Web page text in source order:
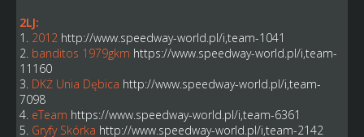
2LJ:
1. 2012 http://www.speedway-world.pl/i,team-1041
2. banditos 1979gkm https://www.speedway-world.pl/i,team-
11160
3. DKŻ Unia Dębica http://www.speedway-world.pl/i,team-
7098
4. eTeam https://www.speedway-world.pl/i,team-6361
5. Gryfy Skórka http://www.speedway-world.pl/i,team-2142